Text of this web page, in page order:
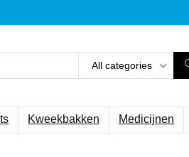
All categories
Kweekbakken Medicijnen